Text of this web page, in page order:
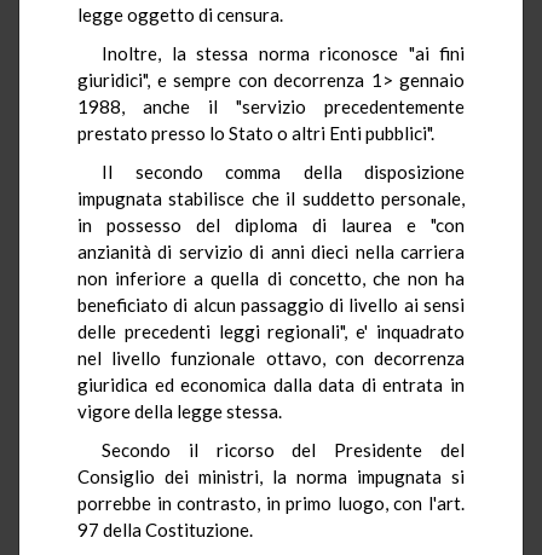
legge oggetto di censura.
Inoltre, la stessa norma riconosce "ai fini
giuridici", e sempre con decorrenza 1> gennaio
1988, anche il "servizio precedentemente
prestato presso lo Stato o altri Enti pubblici".
Il secondo comma della disposizione
impugnata stabilisce che il suddetto personale,
in possesso del diploma di laurea e "con
anzianità di servizio di anni dieci nella carriera
non inferiore a quella di concetto, che non ha
beneficiato di alcun passaggio di livello ai sensi
delle precedenti leggi regionali", e' inquadrato
nel livello funzionale ottavo, con decorrenza
giuridica ed economica dalla data di entrata in
vigore della legge stessa.
Secondo il ricorso del Presidente del
Consiglio dei ministri, la norma impugnata si
porrebbe in contrasto, in primo luogo, con l'art.
97 della Costituzione.